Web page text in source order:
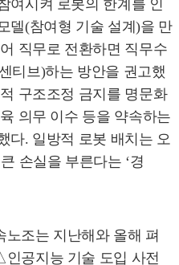
여시켜 로봇의 한계를 인
델(참여형 기술 설계)을 만
직무로 전환하면 직무수
티브)하는 방안을 권고했
구조조정 금지를 명문화
의무 이수 등을 약속하는
다. 일방적 로봇 배치는 오
손실을 부른다는 ‘경
조는 지난해와 올해 펴
공지능 기술 도입 사전